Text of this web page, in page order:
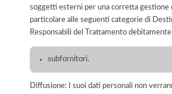
soggetti esterni per una corretta gestione
particolare alle seguenti categorie di
Responsabili del Trattamento
subfornitori.
Diffusione: I suoi dati personali non